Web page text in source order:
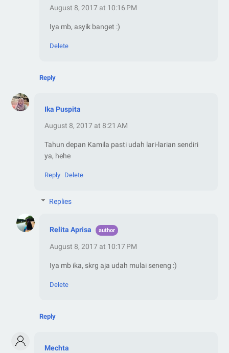
August 8, 2017 at 10:16 PM
Iya mb, asyik banget :)
Delete
Reply
Ika Puspita
August 8, 2017 at 8:21 AM
Tahun depan Kamila pasti udah lari-larian sendiri
ya, hehe
Reply Delete
Replies
Relita Aprisa
August 8, 2017 at 10:17 PM
Iya mb ika, skrg aja udah mulai seneng :)
Delete
Reply
Mechta